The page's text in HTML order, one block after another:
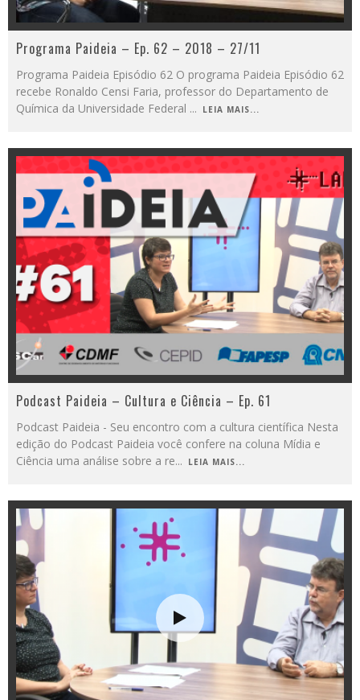
Programa Paideia – Ep. 62 – 2018 – 27/11
Programa Paideia Episódio 62 O programa Paideia Episódio 62
recebe Ronaldo Censi Faria, professor do Departamento de
Química da Universidade Federal ... LEIA MAIS...
Podcast Paideia – Cultura e Ciência – Ep. 61
Podcast Paideia - Seu encontro com a cultura científica Nesta
edição do Podcast Paideia você confere na coluna Mídia e
Ciência uma análise sobre a re... LEIA MAIS...